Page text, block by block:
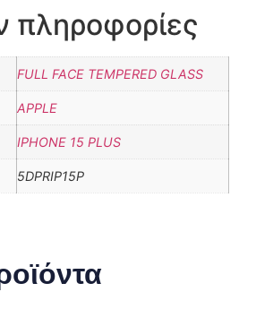
πληροφορίες
FULL FACE TEMPERED GLASS
APPLE
IPHONE 15 PLUS
5DPRIP15P